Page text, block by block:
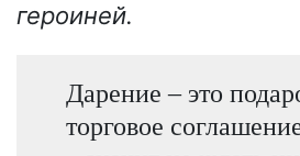
героиней.
Дарение – это
торговое